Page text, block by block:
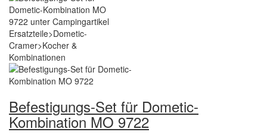
Befestigungs-Set für Dometic-
Kombination MO 9722